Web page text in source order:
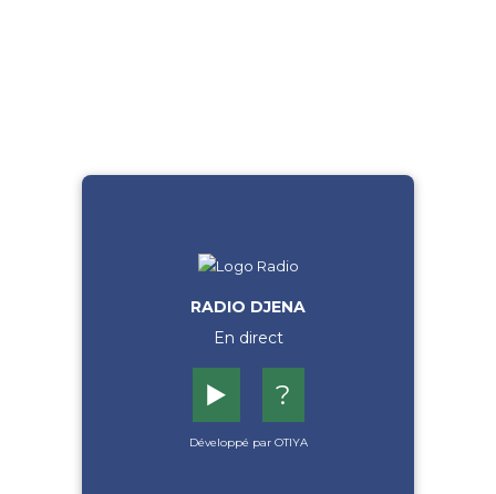
RADIO DJENA
En direct
▶️ ?
Développé par OTIYA